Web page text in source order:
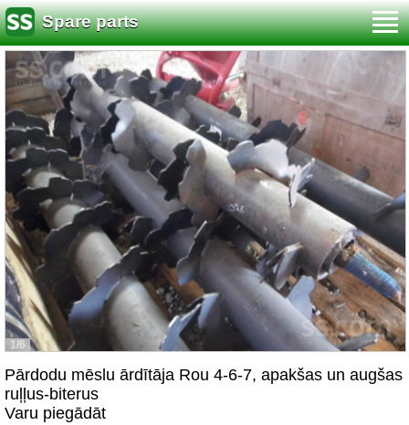
Spare parts
1/6
Pārdodu mēslu ārdītāja Rou 4-6-7, apakšas un augšas
ruļļus-biterus
Varu piegādāt